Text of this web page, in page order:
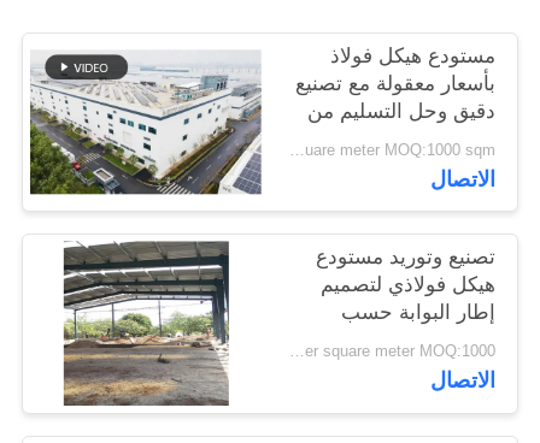
خريطة
الموقع
سياسة
الخصوصية
مستودع هيكل فولاذ
بأسعار معقولة مع تصنيع
دقيق وحل التسليم من
نقطة واحدة
USD40~60 per square meter MOQ:1000 sqm
الاتصال
تصنيع وتوريد مستودع
هيكل فولاذي لتصميم
إطار البوابة حسب
الطلب في بنين
USD 20-60 per square meter MOQ:1000 مترا مربعا
الاتصال